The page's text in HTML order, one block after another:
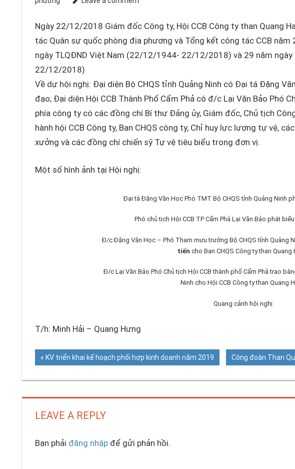
Ngày 22/12/2018 Giám đốc Công ty, Hội CCB Công ty than Quang
tác Quân sự quốc phòng địa phương và Tổng kết công tác CCB năm
ngày TLQĐND Việt Nam (22/12/1944- 22/12/2018) và 29 năm
22/12/2018)
Về dự hội nghị: Đại diện Bộ CHQS tỉnh Quảng Ninh có Đại tá Đặng
đạo; Đại diện Hội CCB Thành Phố Cẩm Phả có đ/c Lại Văn Bảo Phó
phía công ty có các đồng chí Bí thư Đảng ủy, Giám đốc, Chủ tịch
hành hội CCB Công ty, Ban CHQS công ty, Chỉ huy lực lượng tự vệ,
xưởng và các đồng chí chiến sỹ Tự vệ tiêu biểu trong đơn vị.
Một số hình ảnh tại Hội nghị:
Đại tá Đặng Văn Học Phó TMT Bộ CHQS tỉnh Quảng Ninh
Phó chủ tịch Hội CCB TP Cẩm Phả Lại Văn Bảo phát
Đ/c Đặng Văn Học – Phó Tham mưu trưởng Bộ CHQS tỉnh Quảng
tiến cho Ban CHQS Công ty than Quang
Đ/c Lại Văn Bảo Phó Chủ tịch Hội CCB thành phố Cẩm Phả trao
Ninh cho Hội CCB Công ty than Quang
Quang cảnh hội nghị
T/h: Minh Hải – Quang Hưng
Điều
bài
Previous
KV triển khai kế hoạch phối hợp kinh doanh năm 2019
Next
Công đoàn Than
LEAVE A REPLY
Bạn phải đăng nhậpđể gửi phản hồi.